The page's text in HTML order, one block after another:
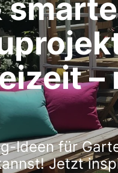
Ideen für
Jetzt